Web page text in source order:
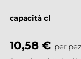
10,58 € per
capacità cl